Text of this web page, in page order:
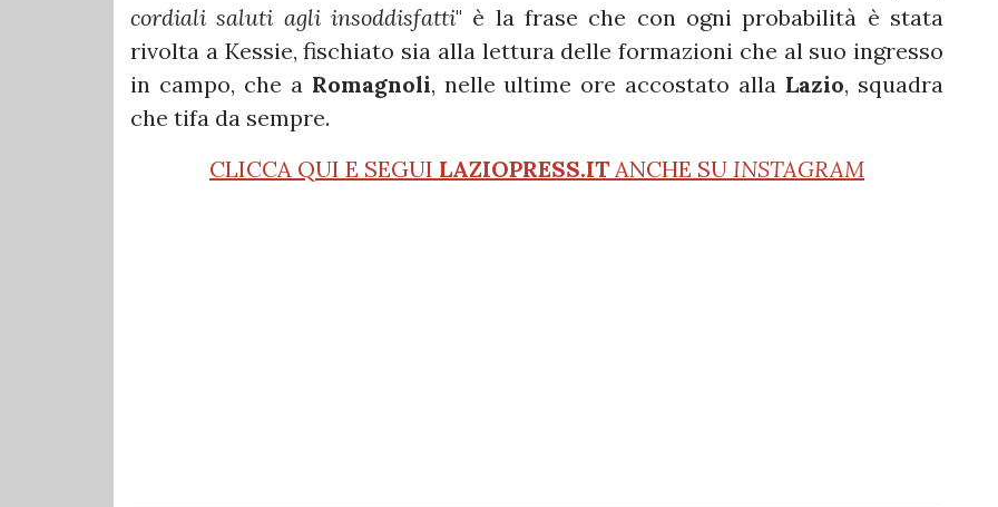
cordiali saluti agli insoddisfatti" è la frase che con ogni probabilità è stata
rivolta a Kessie, fischiato sia alla lettura delle formazioni che al suo ingresso
in campo, che a Romagnoli, nelle ultime ore accostato alla Lazio, squadra
che tifa da sempre.
CLICCA QUI E SEGUI LAZIOPRESS.IT ANCHE SU INSTAGRAM